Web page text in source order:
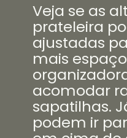
Veja se as
prateleira
ajustadas
mais
acomodar
sapatilhas.
podem ir